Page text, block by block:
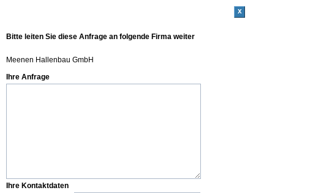
x
Bitte leiten Sie diese Anfrage an folgende Firma weiter
Meenen Hallenbau GmbH
Ihre Anfrage
Ihre Kontaktdaten